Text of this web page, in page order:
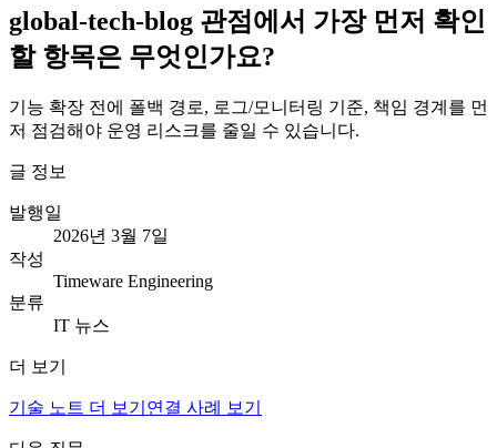
global-tech-blog 관점에서 가장 먼저 확인
할 항목은 무엇인가요?
기능 확장 전에 폴백 경로, 로그/모니터링 기준, 책임 경계를 먼
저 점검해야 운영 리스크를 줄일 수 있습니다.
글 정보
발행일
2026년 3월 7일
작성
Timeware Engineering
분류
IT 뉴스
더 보기
기술 노트 더 보기 연결 사례 보기